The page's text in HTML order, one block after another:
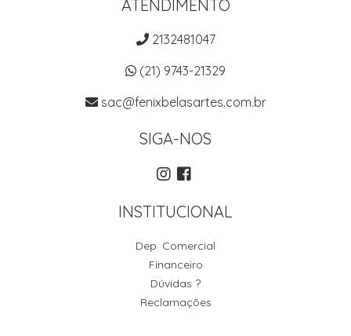
ATENDIMENTO
2132481047
(21) 9743-21329
sac@fenixbelasartes.com.br
SIGA-NOS
INSTITUCIONAL
Dep. Comercial
Financeiro
Dúvidas ?
Reclamações